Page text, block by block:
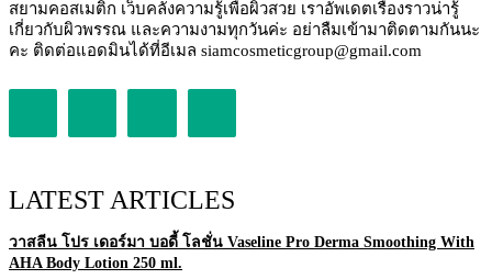
สยามคอสเมติก เว็บคลังความรู้เพื่อผิวสวย เราอัพเดตเรื่องราวน่ารู้
เกี่ยวกับผิวพรรณ และความงามทุกวันค่ะ อย่าลืมเข้ามาติดตามกันนะ
คะ ติดต่อแอดมินได้ที่อีเมล siamcosmeticgroup@gmail.com
LATEST ARTICLES
วาสลีน โปร เดอร์มา บอดี้ โลชั่น Vaseline Pro Derma Smoothing With
AHA Body Lotion 250 ml.